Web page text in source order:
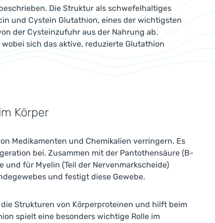
Die Struktur als schwefelhaltiges
und Cystein Glutathion, eines der wichtigsten
der Cysteinzufuhr aus der Nahrung ab.
sich das aktive, reduzierte Glutathion
Körper
Medikamenten und Chemikalien verringern. Es
bei. Zusammen mit der Pantothensäure (B-
für Myelin (Teil der Nervenmarkscheide)
und festigt diese Gewebe.
Strukturen von Körperproteinen und hilft beim
spielt eine besonders wichtige Rolle im